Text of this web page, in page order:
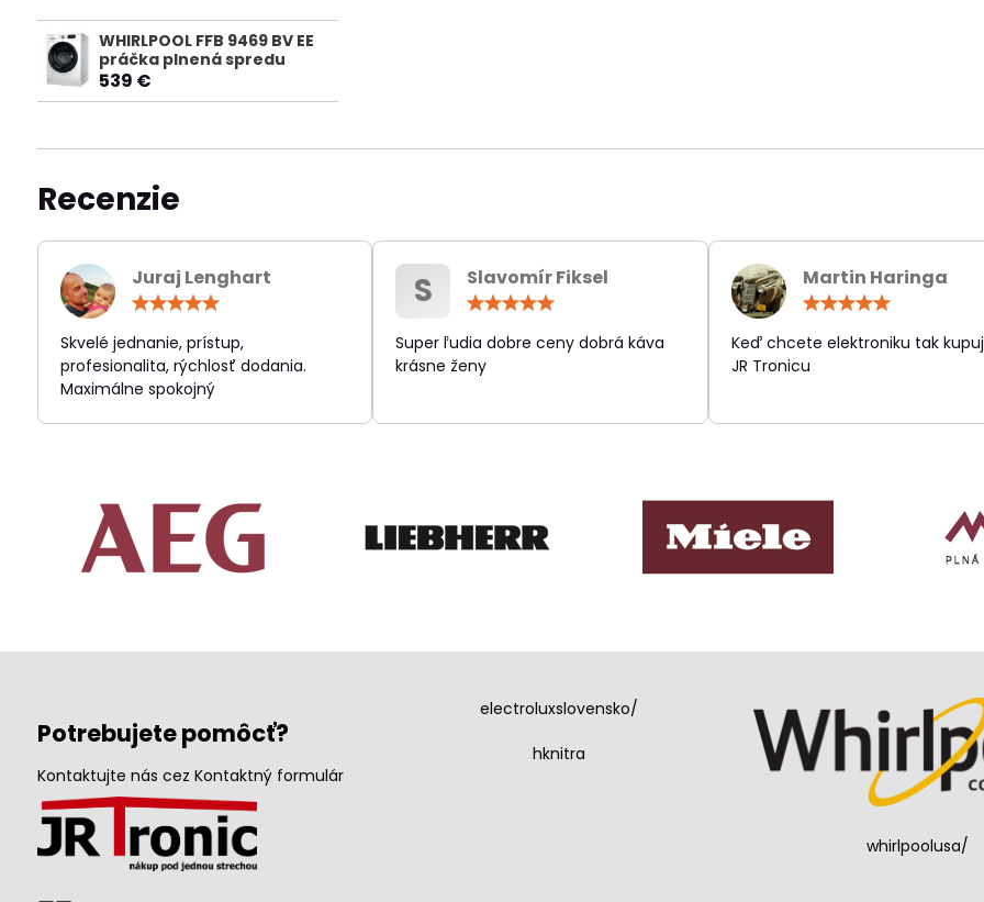
WHIRLPOOL FFB 9469 BV EE
práčka plnená spredu
539 €
Recenzie
Juraj Lenghart
Skvelé jednanie, prístup,
profesionalita, rýchlosť dodania.
Maximálne spokojný
S
Slavomír Fiksel
/
5
Super ľudia dobre ceny dobrá káva
krásne ženy
Martin Haringa
/
5
Keď chcete elektroniku tak
JR Tronicu
Potrebujete pomôcť?
Kontaktujte nás cez Kontaktný formulár
electroluxslovensko/
hknitra
whirlpoolusa/